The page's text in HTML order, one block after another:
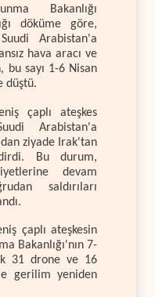
Bakanlığı
döküme göre,
Arabistan'a
hava aracı ve
bu sayı 1-6 Nisan
düştü.
çaplı ateşkes
Arabistan'a
ziyade Irak'tan
Bu durum,
devam
saldırıları
çaplı ateşkesin
Bakanlığı'nın 7-
31 drone ve 16
gerilim yeniden